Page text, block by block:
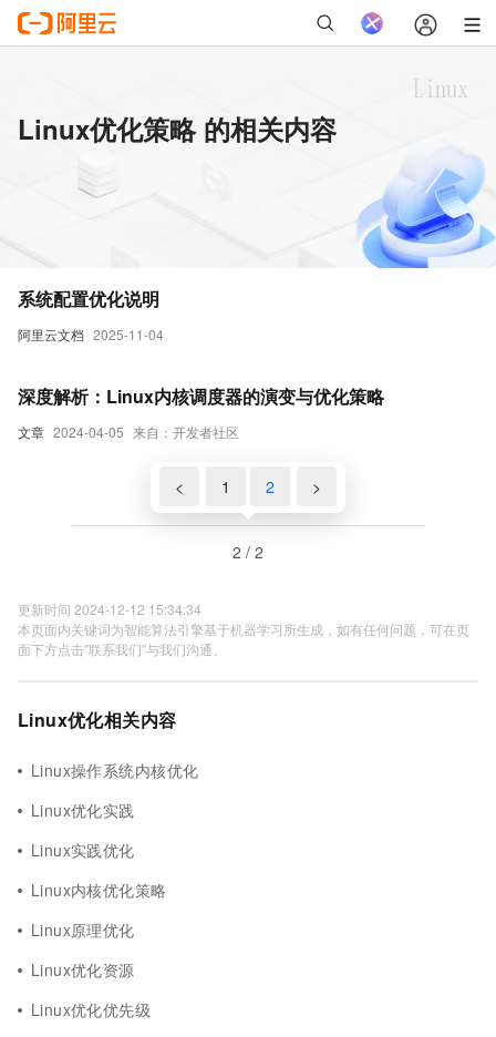
Linux优化策略 的相关内容
阿里云文档 2025-11-04
系统配置优化说明
文章 2024-04-05 来自：开发者社区
深度解析：Linux内核调度器的演变与优化策略
< 1 2 >
2 / 2
更新时间 2024-12-12 15:34:34
本页面内关键词为智能算法引擎基于机器学习所生成，如有任何问题，可在页
面下方点击"联系我们"与我们沟通。
Linux优化相关内容
Linux操作系统内核优化
Linux优化实践
Linux实践优化
Linux内核优化策略
Linux原理优化
Linux优化资源
Linux优化优先级